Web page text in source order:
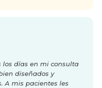
los días en mi consulta
diseñados y
A mis pacientes les